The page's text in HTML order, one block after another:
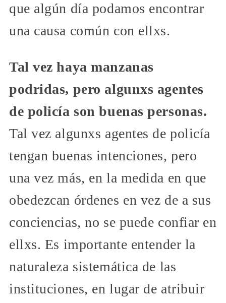
que algún día podamos encontrar
una causa común con ellxs.
Tal vez haya manzanas
podridas, pero algunxs agentes
de policía son buenas personas.
Tal vez algunxs agentes de policía
tengan buenas intenciones, pero
una vez más, en la medida en que
obedezcan órdenes en vez de a sus
conciencias, no se puede confiar en
ellxs. Es importante entender la
naturaleza sistemática de las
instituciones, en lugar de atribuir